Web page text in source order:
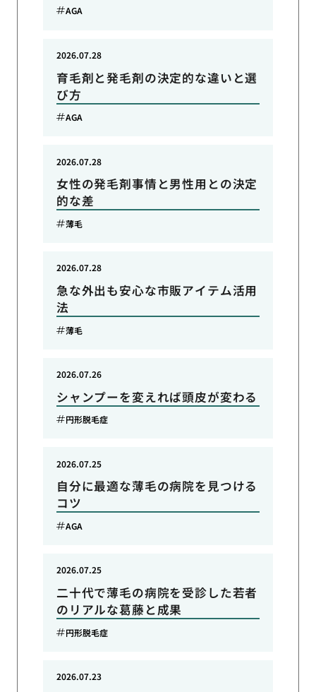
AGA
育毛剤と発毛剤の決定的な違いと選
び方
2026.07.28
AGA
女性の発毛剤事情と男性用との決定
的な差
2026.07.28
薄毛
急な外出も安心な市販アイテム活用
法
2026.07.28
薄毛
シャンプーを変えれば頭皮が変わる
2026.07.26
円形脱毛症
自分に最適な薄毛の病院を見つける
コツ
2026.07.25
AGA
二十代で薄毛の病院を受診した若者
のリアルな葛藤と成果
2026.07.25
円形脱毛症
2026.07.23